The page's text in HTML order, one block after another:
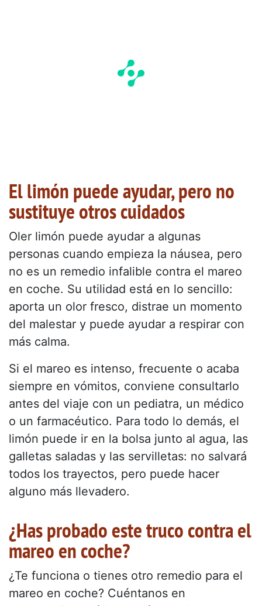
El limón puede ayudar, pero no
sustituye otros cuidados
Oler limón puede ayudar a algunas
personas cuando empieza la náusea, pero
no es un remedio infalible contra el mareo
en coche. Su utilidad está en lo sencillo:
aporta un olor fresco, distrae un momento
del malestar y puede ayudar a respirar con
más calma.
Si el mareo es intenso, frecuente o acaba
siempre en vómitos, conviene consultarlo
antes del viaje con un pediatra, un médico
o un farmacéutico. Para todo lo demás, el
limón puede ir en la bolsa junto al agua, las
galletas saladas y las servilletas: no salvará
todos los trayectos, pero puede hacer
alguno más llevadero.
¿Has probado este truco contra el
mareo en coche?
¿Te funciona o tienes otro remedio para el
mareo en coche? Cuéntanos en